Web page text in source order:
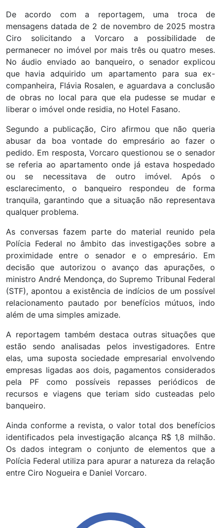
De acordo com a reportagem, uma troca de
mensagens datada de 2 de novembro de 2025 mostra
Ciro solicitando a Vorcaro a possibilidade de
permanecer no imóvel por mais três ou quatro meses.
No áudio enviado ao banqueiro, o senador explicou
que havia adquirido um apartamento para sua ex-
companheira, Flávia Rosalen, e aguardava a conclusão
de obras no local para que ela pudesse se mudar e
liberar o imóvel onde residia, no Hotel Fasano.
Segundo a publicação, Ciro afirmou que não queria
abusar da boa vontade do empresário ao fazer o
pedido. Em resposta, Vorcaro questionou se o senador
se referia ao apartamento onde já estava hospedado
ou se necessitava de outro imóvel. Após o
esclarecimento, o banqueiro respondeu de forma
tranquila, garantindo que a situação não representava
qualquer problema.
As conversas fazem parte do material reunido pela
Polícia Federal no âmbito das investigações sobre a
proximidade entre o senador e o empresário. Em
decisão que autorizou o avanço das apurações, o
ministro André Mendonça, do Supremo Tribunal Federal
(STF), apontou a existência de indícios de um possível
relacionamento pautado por benefícios mútuos, indo
além de uma simples amizade.
A reportagem também destaca outras situações que
estão sendo analisadas pelos investigadores. Entre
elas, uma suposta sociedade empresarial envolvendo
empresas ligadas aos dois, pagamentos considerados
pela PF como possíveis repasses periódicos de
recursos e viagens que teriam sido custeadas pelo
banqueiro.
Ainda conforme a revista, o valor total dos benefícios
identificados pela investigação alcança R$ 1,8 milhão.
Os dados integram o conjunto de elementos que a
Polícia Federal utiliza para apurar a natureza da relação
entre Ciro Nogueira e Daniel Vorcaro.